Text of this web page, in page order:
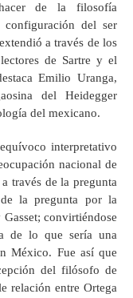
de la filosofía
configuración del ser
a través de los
de Sartre y el
Emilio Uranga,
del Heidegger
del mexicano.
interpretativo
nacional de
través de la pregunta
la pregunta por la
convirtiéndose
de lo que sería una
México. Fue así que
del filósofo de
relación entre Ortega